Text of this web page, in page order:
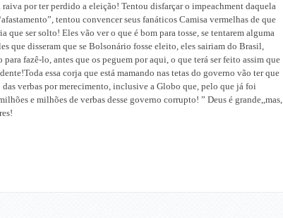
raiva por ter perdido a eleição! Tentou disfarçar o impeachment daquela
tentou convencer seus fanáticos Camisa vermelhas de que
que ser solto! Eles vão ver o que é bom para tosse, se tentarem alguma
que disseram que se Bolsonário fosse eleito, eles sairiam do Brasil,
fazê-lo, antes que os peguem por aqui, o que terá ser feito assim que
essa corja que está mamando nas tetas do governo vão ter que
das verbas por merecimento, inclusive a Globo que, pelo que já foi
e milhões de verbas desse governo corrupto! ” Deus é grande,,mas,